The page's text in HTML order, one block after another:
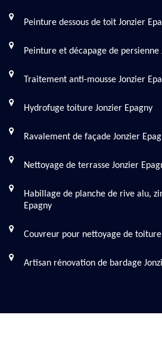
Peinture dessous de toit Jonzier
Peinture et décapage de persienne
Traitement anti-mousse Jonzier
Hydrofuge toiture Jonzier Epagny
Ravalement de façade Jonzier
Nettoyage de terrasse Jonzier
Habillage de planche de rive alu,
Epagny
Couvreur pour nettoyage de toiture
Artisan rénovation de bardage